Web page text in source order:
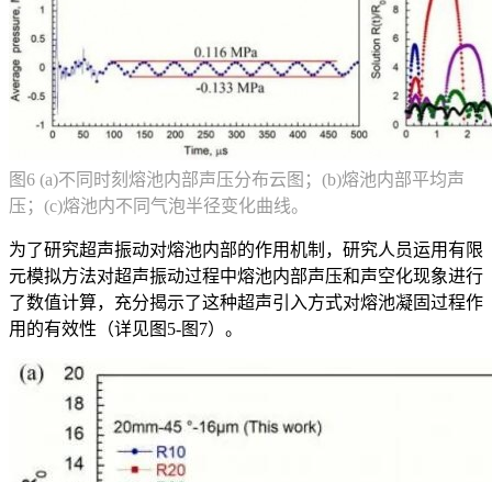
图6 (a)不同时刻熔池内部声压分布云图；(b)熔池内部平均声
压；(c)熔池内不同气泡半径变化曲线。
为了研究超声振动对熔池内部的作用机制，研究人员运用有限
元模拟方法对超声振动过程中熔池内部声压和声空化现象进行
了数值计算，充分揭示了这种超声引入方式对熔池凝固过程作
用的有效性（详见图5-图7）。